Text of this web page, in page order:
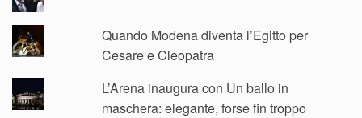
Quando Modena diventa l’Egitto per
Cesare e Cleopatra
L’Arena inaugura con Un ballo in
maschera: elegante, forse fin troppo